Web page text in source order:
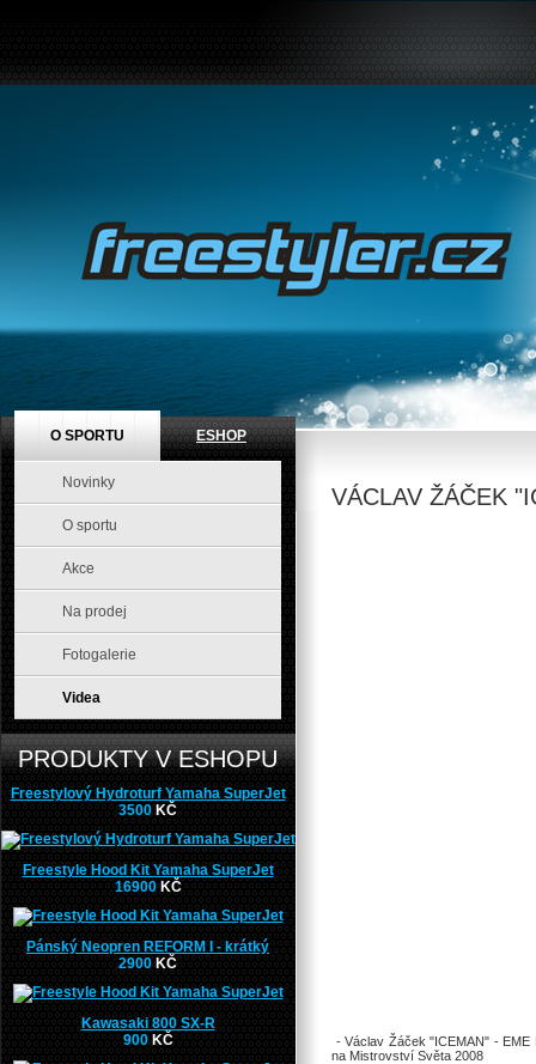
VÁCLAV ŽÁČEK
- Václav Žáček "ICEMAN" -
na Mistrovství Světa 2008
O SPORTU ESHOP
Novinky
O sportu
Akce
Na prodej
Fotogalerie
Videa
PRODUKTY V ESHOPU
Freestylový Hydroturf Yamaha SuperJet
3500 KČ
Freestyle Hood Kit Yamaha SuperJet
16900KČ
Pánský Neopren REFORM I - krátký
2900 KČ
Kawasaki 800 SX-R
900KČ